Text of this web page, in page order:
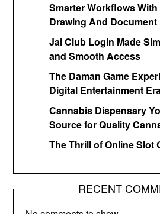
Smarter Workflows
Drawing And Document
Jai Club Login Made
and Smooth Access
The Daman Game
Digital Entertainment
Cannabis Dispensary
Source for Quality
The Thrill of Online Slot
RECENT